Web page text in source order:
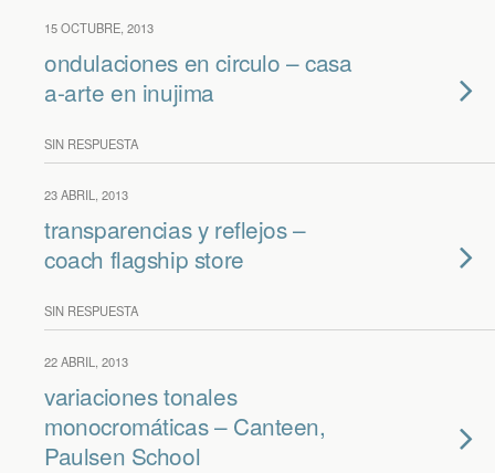
15 OCTUBRE, 2013
ondulaciones en circulo – casa
a-arte en inujima
SIN RESPUESTA
23 ABRIL, 2013
transparencias y reflejos –
coach flagship store
SIN RESPUESTA
22 ABRIL, 2013
variaciones tonales
monocromáticas – Canteen,
Paulsen School